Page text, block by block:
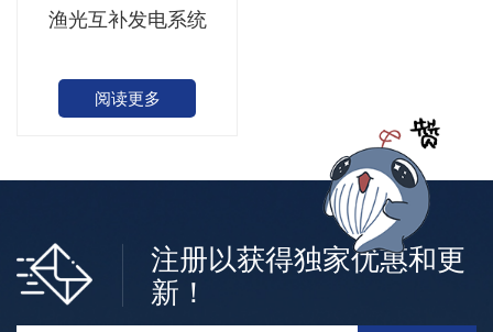
渔光互补发电系统
阅读更多
注册以获得独家优惠和更
新！